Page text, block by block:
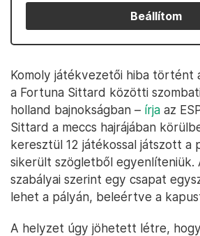
Beállítom
Komoly játékvezetői hiba történt
a Fortuna Sittard közötti
holland bajnokságban – írja az
Sittard a meccs hajrájában
keresztül 12 játékossal játszott a
sikerült szögletből egyenlíteniük.
szabályai szerint egy csapat
lehet a pályán, beleértve a
A helyzet úgy jöhetett létre,